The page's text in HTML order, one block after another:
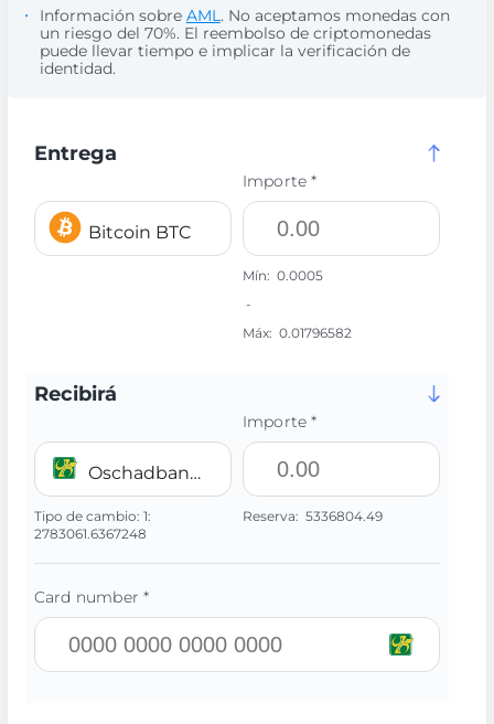
Información sobre AML. No aceptamos monedas con
un riesgo del 70%. El reembolso de criptomonedas
puede llevar tiempo e implicar la verificación de
identidad.
Entrega
Bitcoin BTC
Importe *
Mín: 0.0005
-
Máx: 0.01796582
Recibirá
Oschadbank UAH
Tipo de cambio: 1:
2783061.6367248
Importe *
Reserva: 5336804.49
Card number *